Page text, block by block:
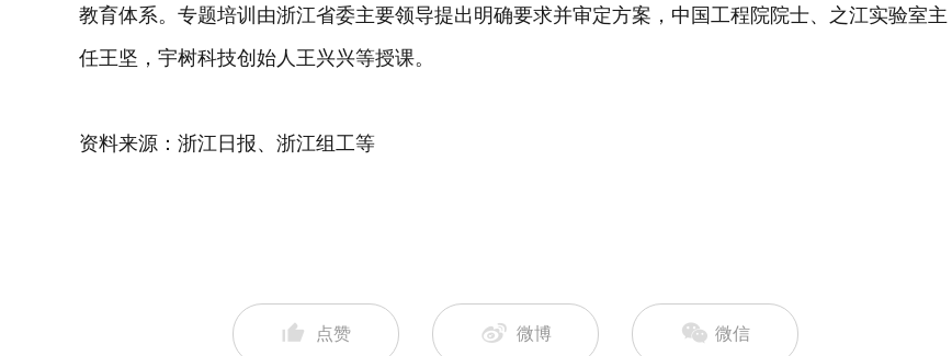
教育体系。专题培训由浙江省委主要领导提出明确要求并审定方案，中国工程院院士、之江实验室主
任王坚，宇树科技创始人王兴兴等授课。
资料来源：浙江日报、浙江组工等
点赞 微博 微信